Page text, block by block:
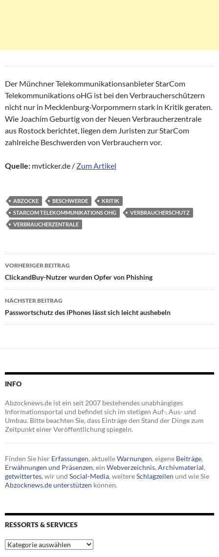
Der Münchner Telekommunikationsanbieter StarCom
Telekommunikations oHG ist bei den Verbraucherschützern
nicht nur in Mecklenburg-Vorpommern stark in Kritik geraten.
Wie Joachim Geburtig von der Neuen Verbraucherzentrale
aus Rostock berichtet, liegen dem Juristen zur StarCom
zahlreiche Beschwerden von Verbrauchern vor.
Quelle: mvticker.de / Zum Artikel
ABZOCKE BESCHWERDE
KRITIK
STARCOM TELEKOMMUNIKATIONS OHG
VERBRAUCHERSCHUTZ
VERBRAUCHERZENTRALE
Beitragsnavigation
VORHERIGER BEITRAG
ClickandBuy-Nutzer wurden Opfer von Phishing
NÄCHSTER BEITRAG
Passwortschutz des iPhones lässt sich leicht aushebeln
INFO
Abzocknews.de ist ein seit 2007 bestehendes unabhängiges
Informationsportal und befindet sich im stetigen Auf-, Aus- und
Umbau. Bitte beachten Sie, dass Einträge den Stand der Dinge zum
Zeitpunkt einer Veröffentlichung spiegeln.
Finden Sie hier Erfassungen, aktuelleWarnungen, eigene Beiträge,
Erwähnungen und Präsenzen, ein Webverzeichnis, Archivmaterial,
getwittertes, wir und Social-Media, weitereSchlagzeilen und wie Sie
Abzocknews.de unterstützen können.
RESSORTS & SERVICES
Ressorts
&